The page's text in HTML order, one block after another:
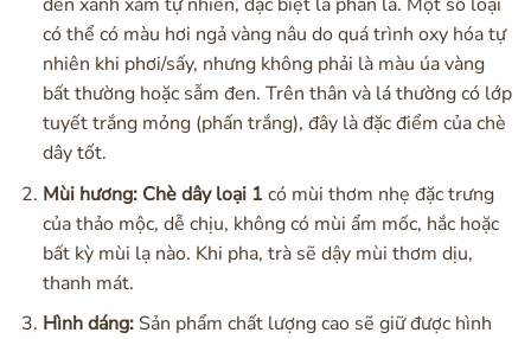
có thể có màu hơi ngả vàng nâu do quá trình oxy hóa tự
nhiên khi phơi/sấy, nhưng không phải là màu úa vàng
bất thường hoặc sẫm đen. Trên thân và lá thường có lớp
tuyết trắng mỏng (phấn trắng), đây là đặc điểm của chè
dây tốt.
Mùi hương: Chè dây loại 1 có mùi thơm nhẹ đặc trưng
của thảo mộc, dễ chịu, không có mùi ẩm mốc, hắc hoặc
bất kỳ mùi lạ nào. Khi pha, trà sẽ dậy mùi thơm dịu,
thanh mát.
Hình dáng:Sản phẩm chất lượng cao sẽ giữ được hình